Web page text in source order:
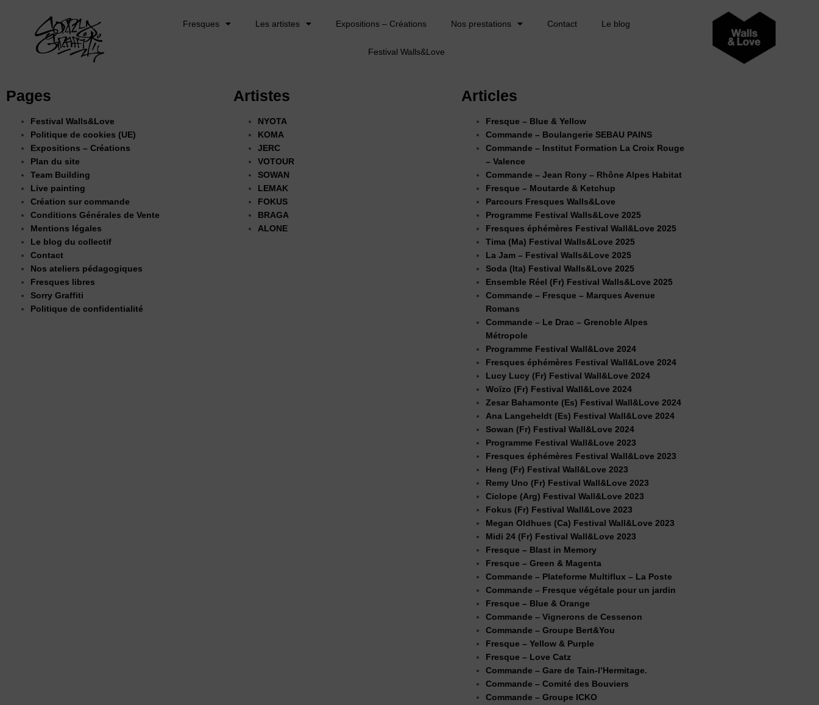
Fresques Les artistes Expositions – Créations Nos prestations Contact Le blog
Festival Walls&Love
Pages
Festival Walls&Love
Politique de cookies (UE)
Expositions – Créations
Plan du site
Team Building
Live painting​
Création sur commande​
Conditions Générales de Vente
Mentions légales
Le blog du collectif
Contact
Nos ateliers pédagogiques
Fresques libres
Sorry Graffiti
Politique de confidentialité
Artistes
NYOTA
KOMA
JERC
VOTOUR
SOWAN
LEMAK
FOKUS
BRAGA
ALONE
Articles
Fresque – Blue & Yellow
Commande – Boulangerie SEBAU PAINS
Commande – Institut Formation La Croix Rouge
– Valence
Commande – Jean Rony – Rhône Alpes Habitat
Fresque – Moutarde & Ketchup
Parcours Fresques Walls&Love
Programme Festival Walls&Love 2025
Fresques éphémères Festival Wall&Love 2025
Tima (Ma) Festival Walls&Love 2025
La Jam – Festival Walls&Love 2025
Soda (Ita) Festival Walls&Love 2025
Ensemble Réel (Fr) Festival Walls&Love 2025
Commande – Fresque – Marques Avenue
Romans
Commande – Le Drac – Grenoble Alpes
Métropole
Programme Festival Wall&Love 2024
Fresques éphémères Festival Wall&Love 2024
Lucy Lucy (Fr) Festival Wall&Love 2024
Woïzo (Fr) Festival Wall&Love 2024
Zesar Bahamonte (Es) Festival Wall&Love 2024
Ana Langeheldt (Es) Festival Wall&Love 2024
Sowan (Fr) Festival Wall&Love 2024
Programme Festival Wall&Love 2023
Fresques éphémères Festival Wall&Love 2023
Heng (Fr) Festival Wall&Love 2023
Remy Uno (Fr) Festival Wall&Love 2023
Ciclope (Arg) Festival Wall&Love 2023
Fokus (Fr) Festival Wall&Love 2023
Megan Oldhues (Ca) Festival Wall&Love 2023
Midi 24 (Fr) Festival Wall&Love 2023
Fresque – Blast in Memory
Fresque – Green & Magenta
Commande – Plateforme Multiflux – La Poste
Commande – Fresque végétale pour un jardin
Fresque – Blue & Orange
Commande – Vignerons de Cessenon
Commande – Groupe Bert&You
Fresque – Yellow & Purple
Fresque – Love Catz
Commande – Gare de Tain-l’Hermitage.
Commande – Comité des Bouviers
Commande – Groupe ICKO